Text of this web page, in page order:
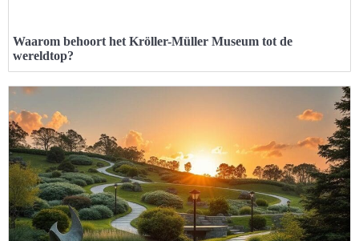
Waarom behoort het Kröller-Müller Museum tot de
wereldtop?